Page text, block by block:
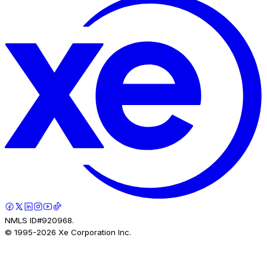
NMLS ID#920968.
© 1995-2026 Xe Corporation Inc.